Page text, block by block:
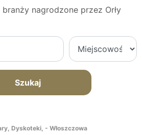
nagrodzone przez Orły
Szukaj
Dyskoteki, - Włoszczowa